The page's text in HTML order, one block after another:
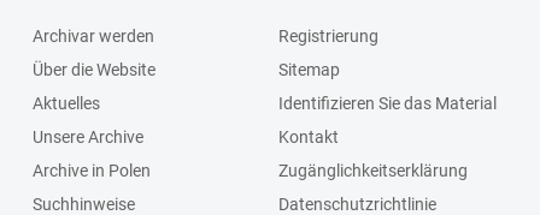
Archivar werden
Über die Website
Aktuelles
Unsere Archive
Archive in Polen
Suchhinweise
Registrierung
Sitemap
Identifizieren Sie das Material
Kontakt
Zugänglichkeitserklärung
Datenschutzrichtlinie